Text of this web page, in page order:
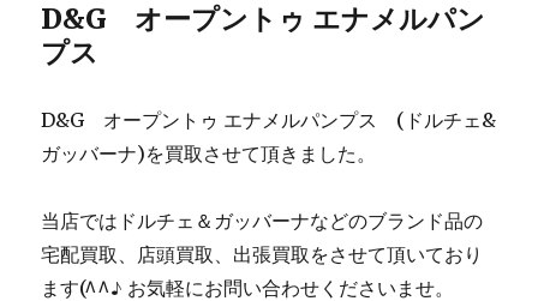
D&G オープントゥ エナメルパン
プス
D&G オープントゥ エナメルパンプス (ドルチェ&
ガッバーナ)を買取させて頂きました。
当店ではドルチェ＆ガッバーナなどのブランド品の
宅配買取、店頭買取、出張買取をさせて頂いており
ます(^^♪ お気軽にお問い合わせくださいませ。